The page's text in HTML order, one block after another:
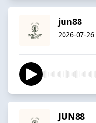
jun88
2026-07-26
JUN88